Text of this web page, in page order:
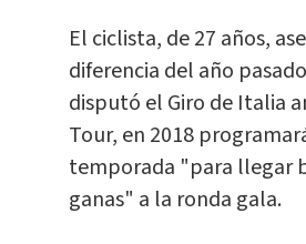
El ciclista, de 27 años,
diferencia del año
disputó el Giro de Italia
Tour, en 2018
temporada "para llegar
ganas" a la ronda gala.